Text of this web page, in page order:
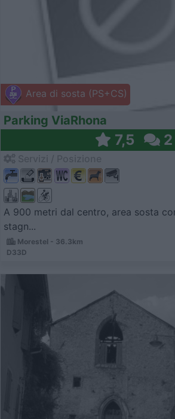
Area di sosta (PS+CS)
Parking ViaRhona
7,5 2
A 900 metri dal centro, area sosta
stagn...
Morestel - 36.3km
D33D